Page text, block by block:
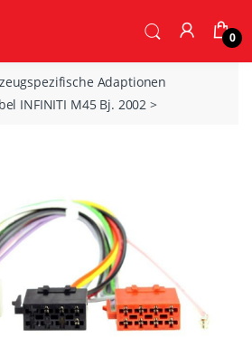
0
Adaptionen
INFINITI M45 Bj. 2002 >